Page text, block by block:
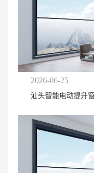
2026-06-25
汕头智能电动提升